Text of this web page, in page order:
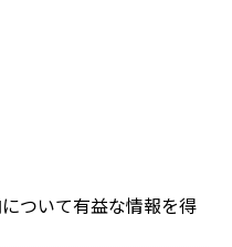
ついて有益な情報を得